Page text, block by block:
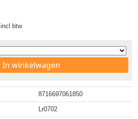
incl btw
In winkelwagen
8716697061850
Lr0702